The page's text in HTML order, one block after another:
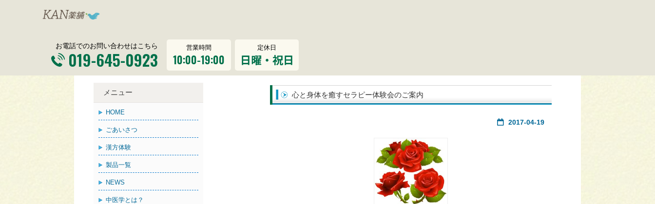
お電話でのお問い合わせはこちら
019-645-0923
営業時間
10:00-19:00
定休日
日曜・祝日
心と身体を癒すセラピー体験会のご案内
2017-04-19
メニュー
HOME
ごあいさつ
漢方体験
製品一覧
NEWS
中医学とは？